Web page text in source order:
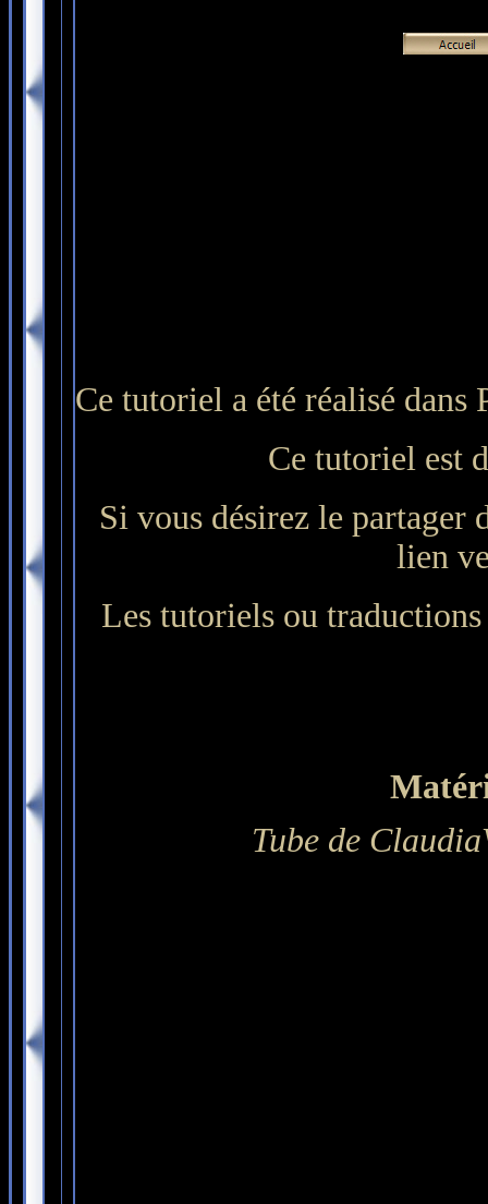
Ce tutoriel a été réalisé dans
Ce tutoriel est
Si vous désirez le
lien
Les tutoriels ou
Tube de